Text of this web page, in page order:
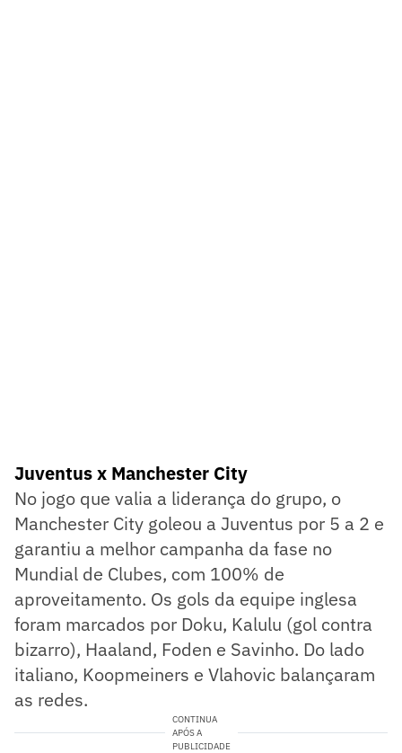
Juventus x Manchester City
No jogo que valia a liderança do grupo, o
Manchester City goleou a Juventus por 5 a 2 e
garantiu a melhor campanha da fase no
Mundial de Clubes, com 100% de
aproveitamento. Os gols da equipe inglesa
foram marcados por Doku, Kalulu (gol contra
bizarro), Haaland, Foden e Savinho. Do lado
italiano, Koopmeiners e Vlahovic balançaram
as redes.
CONTINUA
APÓS A
PUBLICIDADE